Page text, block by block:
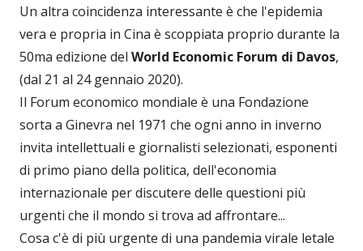
Un altra coincidenza interessante è che l'epidemia
vera e propria in Cina è scoppiata proprio durante la
50ma edizione del World Economic Forum di Davos,
(dal 21 al 24 gennaio 2020).
Il Forum economico mondiale è una Fondazione
sorta a Ginevra nel 1971 che ogni anno in inverno
invita intellettuali e giornalisti selezionati, esponenti
di primo piano della politica, dell'economia
internazionale per discutere delle questioni più
urgenti che il mondo si trova ad affrontare...
Cosa c'è di più urgente di una pandemia virale letale